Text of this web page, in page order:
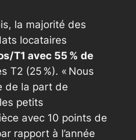
la majorité des
locataires
T1 avec 55 % de
T2 (25 %). « Nous
de la part de
petits
avec 10 points de
rapport à l’année